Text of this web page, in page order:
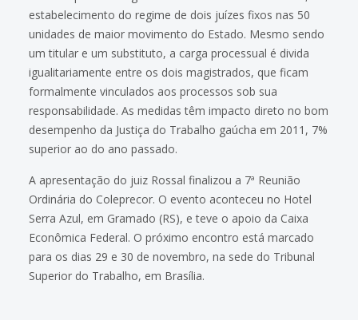
estabelecimento do regime de dois juízes fixos nas 50
unidades de maior movimento do Estado. Mesmo sendo
um titular e um substituto, a carga processual é divida
igualitariamente entre os dois magistrados, que ficam
formalmente vinculados aos processos sob sua
responsabilidade. As medidas têm impacto direto no bom
desempenho da Justiça do Trabalho gaúcha em 2011, 7%
superior ao do ano passado.
A apresentação do juiz Rossal finalizou a 7ª Reunião
Ordinária do Coleprecor. O evento aconteceu no Hotel
Serra Azul, em Gramado (RS), e teve o apoio da Caixa
Econômica Federal. O próximo encontro está marcado
para os dias 29 e 30 de novembro, na sede do Tribunal
Superior do Trabalho, em Brasília.